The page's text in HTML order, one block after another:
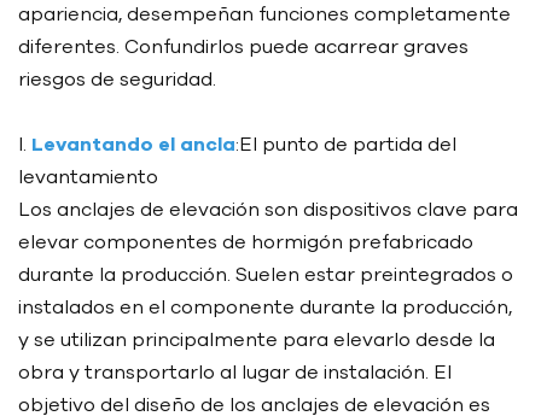
apariencia, desempeñan funciones completamente
diferentes. Confundirlos puede acarrear graves
riesgos de seguridad.
I. Levantando el ancla:El punto de partida del
levantamiento
Los anclajes de elevación son dispositivos clave para
elevar componentes de hormigón prefabricado
durante la producción. Suelen estar preintegrados o
instalados en el componente durante la producción,
y se utilizan principalmente para elevarlo desde la
obra y transportarlo al lugar de instalación. El
objetivo del diseño de los anclajes de elevación es